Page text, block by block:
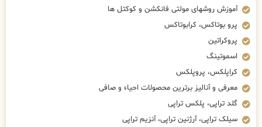
آموزش روشهای مولتی فانکشن و کوکتل ها
پرو بوتاکس، کرابوتاکس
پروکراتین
اسموتینگ
کراپلکس، پروپلکس
معرفی و آنالیز برترین محصولات احیاء و صافی
گلد تراپی، پلکس تراپی
سیلک تراپی، آرژنین تراپی، آنزیم تراپی